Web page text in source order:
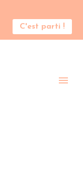
C'est parti !